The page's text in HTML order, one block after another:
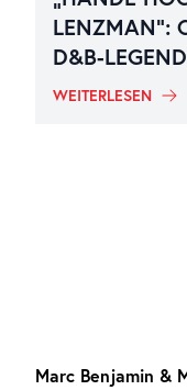
LENZMAN“:
D&B-
WEITERLESEN
Marc Benjamin &